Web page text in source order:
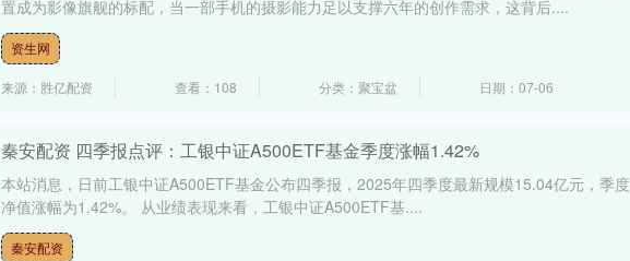
置成为影像旗舰的标配，当一部手机的摄影能力足以支撑六年的创作需求，这背后....
资生网
来源：胜亿配资 查看：108 分类：聚宝盆 日期：07-06
秦安配资 四季报点评：工银中证A500ETF基金季度涨幅1.42%
本站消息，日前工银中证A500ETF基金公布四季报，2025年四季度最新规模15.04亿元，季度
净值涨幅为1.42%。 从业绩表现来看，工银中证A500ETF基....
秦安配资